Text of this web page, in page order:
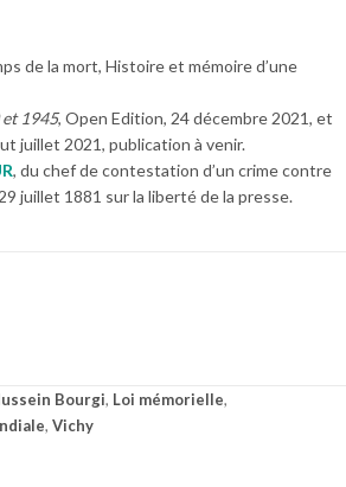
de la mort, Histoire et mémoire d’une
et 1945, Open Edition, 24 décembre 2021, et
juillet 2021, publication à venir.
, du chef de contestation d’un crime contre
juillet 1881 sur la liberté de la presse.
Bourgi, Loi mémorielle,
, Vichy